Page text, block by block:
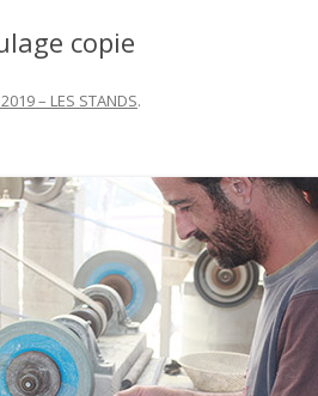
copie
– LES STANDS.